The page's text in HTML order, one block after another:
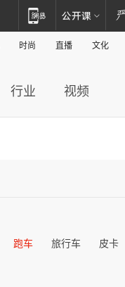
时尚 直播 文化
行业 视频
跑车 旅行车 皮卡